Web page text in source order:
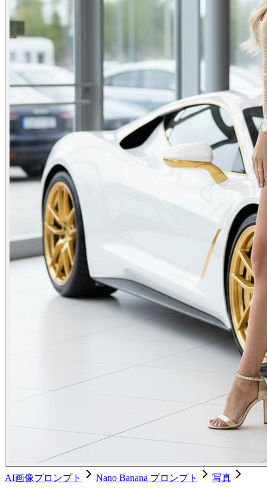
AI画像プロンプト Nano Banana プロンプト 写真